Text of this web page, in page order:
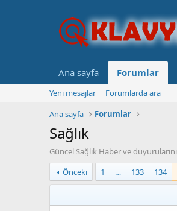
Ana sayfa Forumlar
Yeni mesajlar
Forumlarda ara
Ana sayfa
Forumlar
Sağlık
Güncel Sağlık Haber ve
Önceki
1 … 133 134